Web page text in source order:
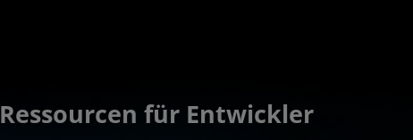
Ressourcen für Entwickler